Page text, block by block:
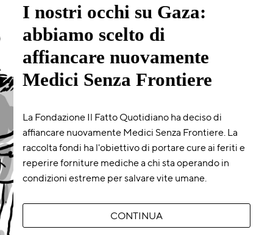
I nostri occhi su Gaza:
abbiamo scelto di
affiancare nuovamente
Medici Senza Frontiere
La Fondazione Il Fatto Quotidiano ha deciso di
affiancare nuovamente Medici Senza Frontiere. La
raccolta fondi ha l'obiettivo di portare cure ai feriti e
reperire forniture mediche a chi sta operando in
condizioni estreme per salvare vite umane.
CONTINUA